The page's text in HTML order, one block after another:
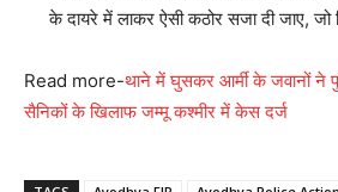
के दायरे में लाकर ऐसी कठोर सजा दी जाए,
Read more-थाने में घुसकर आर्मी के जवानों ने
सैनिकों के खिलाफ जम्मू कश्मीर में केस दर्ज